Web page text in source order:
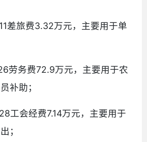
差旅费3.32万元，主要用于单
劳务费72.9万元，主要用于农
补助；
工会经费7.14万元，主要用于
；